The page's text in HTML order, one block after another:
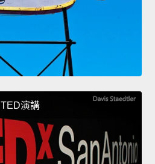
TED演講